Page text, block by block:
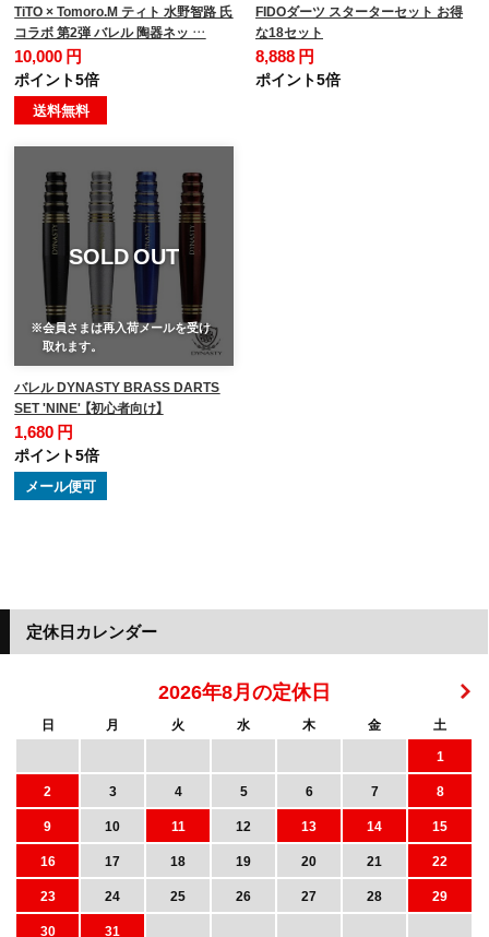
TiTO × Tomoro.M ティト 水野智路 氏
コラボ 第2弾 バレル 陶器ネッ …
10,000 円
ポイント5倍
送料無料
FIDOダーツ スターターセット お得
な18セット
8,888 円
ポイント5倍
SOLD OUT
※会員さまは再入荷メールを受け
取れます。
バレル DYNASTY BRASS DARTS
SET 'NINE' 【初心者向け】
1,680 円
ポイント5倍
メール便可
定休日カレンダー
2026年8月の定休日
日 月 火 水 木 金
土
1
2
3 4 5 6 7
8
9
10 11 12 13 14
15
16
17 18 19 20 21
22
23
24 25 26 27 28
29
30
31